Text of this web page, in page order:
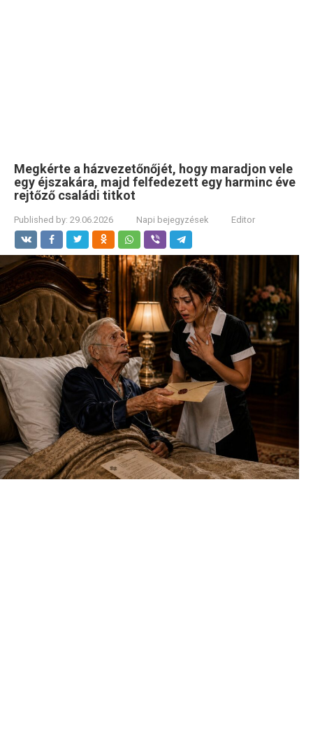
Megkérte a házvezetőnőjét, hogy maradjon vele
egy éjszakára, majd felfedezett egy harminc éve
rejtőző családi titkot
Published by: 29.06.2026 Napi bejegyzések Editor